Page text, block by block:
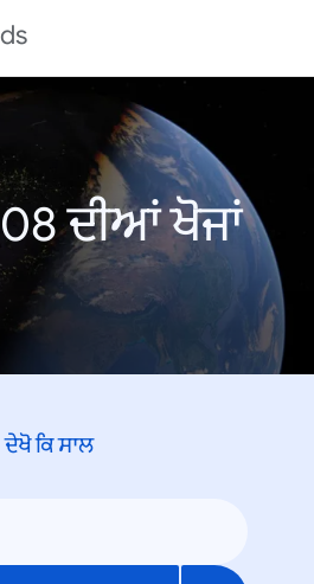
ਦੀਆਂ ਖੋਜਾਂ
ਦੇਖੋ ਕਿ ਸਾਲ